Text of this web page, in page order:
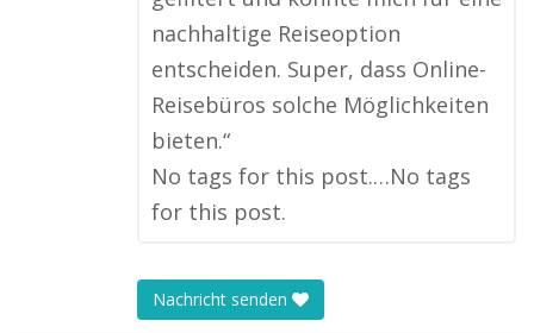
nachhaltige Reiseoption
entscheiden. Super, dass Online-
Reisebüros solche Möglichkeiten
bieten.“
No tags for this post.…No tags
for this post.
Nachricht senden